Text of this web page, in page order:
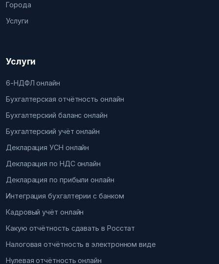
Города
Услуги
Услуги
6-НДФЛ онлайн
Бухгалтерская отчётность онлайн
Бухгалтерский баланс онлайн
Бухгалтерский учёт онлайн
Декларация УСН онлайн
Декларация по НДС онлайн
Декларация по прибыли онлайн
Интеграция бухгалтерии с банком
Кадровый учёт онлайн
Какую отчётность сдавать в Росстат
Налоговая отчётность в электронном виде
Нулевая отчётность онлайн